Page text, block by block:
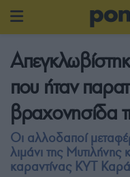
που ήταν
βραχονησίδα
Οι αλλοδαποί
λιμάνι της
καραντίνας ΚΥΤ